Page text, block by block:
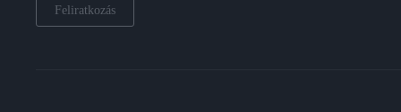
Feliratkozás